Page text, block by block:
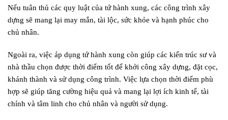
Nếu tuân thủ các quy luật của tứ hành xung, các công trình xây
dựng sẽ mang lại may mắn, tài lộc, sức khỏe và hạnh phúc cho
chủ nhân.
Ngoài ra, việc áp dụng tứ hành xung còn giúp các kiến trúc sư và
nhà thầu chọn được thời điểm tốt để khởi công xây dựng, đặt cọc,
khánh thành và sử dụng công trình. Việc lựa chọn thời điểm phù
hợp sẽ giúp tăng cường hiệu quả và mang lại lợi ích kinh tế, tài
chính và tâm linh cho chủ nhân và người sử dụng.